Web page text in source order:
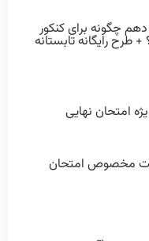
چگونه برای کنکور
طرح رایگانه تابستانه
امتحان نهایی
مخصوص امتحان